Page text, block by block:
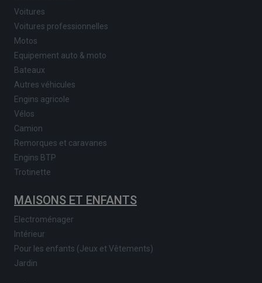
Voitures
Voitures professionnelles
Motos
Equipement auto & moto
Bateaux
Autres véhicules
Engins agricole
Vélos
Camion
Remorques et caravanes
Engins BTP
Trotinette
MAISONS ET ENFANTS
Electroménager
Intérieur
Pour les enfants (Jeux et Vêtements)
Jardin